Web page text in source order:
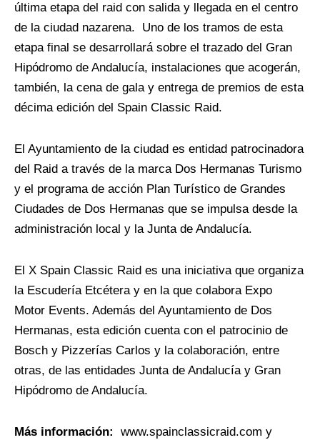
última etapa del raid con salida y llegada en el centro
de la ciudad nazarena.
Uno de los tramos de esta
etapa final se desarrollará sobre el trazado del Gran
Hipódromo de Andalucía, instalaciones que acogerán,
también, la cena de gala y entrega de premios de esta
décima edición del Spain Classic Raid.
El Ayuntamiento de la ciudad es entidad patrocinadora
del Raid a través de la marca Dos Hermanas Turismo
y el programa de acción Plan Turístico de Grandes
Ciudades de Dos Hermanas que se impulsa desde la
administración local y la Junta de Andalucía.
El X Spain Classic Raid es una iniciativa que organiza
la Escudería Etcétera y en la que colabora Expo
Motor Events. Además del Ayuntamiento de Dos
Hermanas, esta edición cuenta con el patrocinio de
Bosch y Pizzerías Carlos y la colaboración, entre
otras, de las entidades Junta de Andalucía y Gran
Hipódromo de Andalucía.
Más información:
www.spainclassicraid.com y